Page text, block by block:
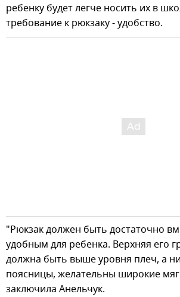
ребенку будет легче носить их в
требование к рюкзаку - удобство.
"Рюкзак должен быть достаточно
удобным для ребенка. Верхняя его
должна быть выше уровня плеч, а
поясницы, желательны широкие
заключила Анельчук.